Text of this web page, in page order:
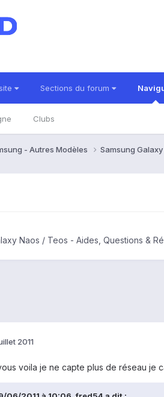
Sections du forum
Clubs
- Autres Modèles Samsung
Naos / Teos - Aides, Questions &
2011
voila je ne capte plus de réseau je